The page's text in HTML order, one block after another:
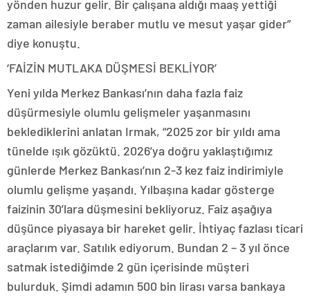
yönden huzur gelir. Bir çalışana aldığı maaş yettiği
zaman ailesiyle beraber mutlu ve mesut yaşar gider”
diye konuştu.
‘FAİZİN MUTLAKA DÜŞMESİ BEKLİYOR’
Yeni yılda Merkez Bankası’nın daha fazla faiz
düşürmesiyle olumlu gelişmeler yaşanmasını
beklediklerini anlatan Irmak, “2025 zor bir yıldı ama
tünelde ışık gözüktü. 2026’ya doğru yaklaştığımız
günlerde Merkez Bankası’nın 2-3 kez faiz indirimiyle
olumlu gelişme yaşandı. Yılbaşına kadar gösterge
faizinin 30’lara düşmesini bekliyoruz. Faiz aşağıya
düşünce piyasaya bir hareket gelir. İhtiyaç fazlası ticari
araçlarım var. Satılık ediyorum. Bundan 2 – 3 yıl önce
satmak istediğimde 2 gün içerisinde müşteri
bulurduk. Şimdi adamın 500 bin lirası varsa bankaya